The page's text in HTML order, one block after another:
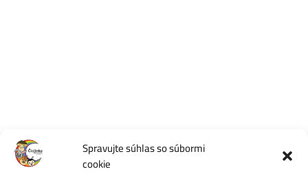
Spravujte súhlas so súbormi
cookie
Počet videní:27